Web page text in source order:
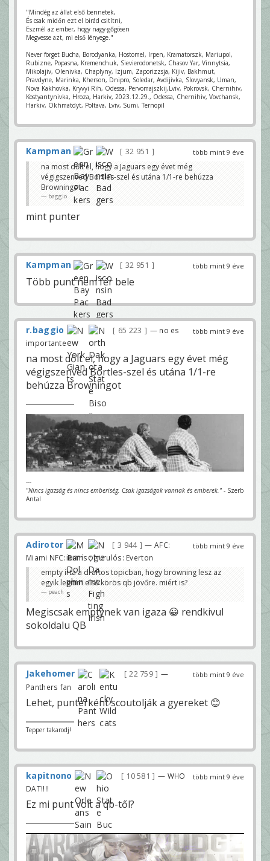
"Mindég az állat első bennetek,
És csak midőn ezt el birád csitítni,
Eszmél az ember, hogy nagy-gőgösen
Megvesse azt, mi első lényege."
Never forget Bucha, Borodyanka, Hostomel, Irpen, Kramatorszk, Mariupol,
Rubizne, Popasna, Kremenchuk, Sievierodonetsk, Chasov Yar, Vinnytsia,
Mikolajiv, Olenivka, Chaplyny, Izjum, Zaporizzsja, Kijiv, Bakhmut,
Pravdyne, Marinka, Kherson, Dnipro, Soledar, Avdijivka, Slovyansk, Uman,
Nova Kakhovka, Kryvyi Rih, Odessa, Pervomajszkij,Lviv, Pokrovsk, Chernihiv,
Kostyantynivka, Hroza, Harkiv, 2023.12.29., Odessa, Chernihiv, Vovchansk,
Harkiv, Okhmatdyt, Poltava, Lviv, Sumi, Ternopil
több mint 9 éve
Kampman
32 951
na most dőlt el, hogy a Jaguars egy évet még
végigszenved Bortles-szel és utána 1/1-re behúzza
Browningot
baggio
mint punter
több mint 9 éve
Kampman 32 951
Több punt nem fér bele
több mint 9 éve
r.baggio 65 223
— no es
importante
na most dőlt el, hogy a Jaguars egy évet még
végigszenved Bortles-szel és utána 1/1-re
behúzza Browningot
---
"Nincs igazság és nincs emberiség. Csak igazságok vannak és emberek." - Szerb
Antal
több mint 9 éve
Adirotor 3 944
— AFC:
Miami NFC: Rams ; gurulós: Everton
empty írta a draftos topicban, hogy browning lesz az
egyik legitim első körös qb jövőre. miért is?
peach
Megiscsak emptynek van igaza 😀 rendkivul
sokoldalu QB
több mint 9 éve
Jakehomer 22 759
—
Panthers fan
Lehet, punterként scoutolják a gyereket 😊
Tepper takarodj!
több mint 9 éve
kapitnono 10 581
— WHO
DAT!!!!
Ez mi punt volt a qb-től?